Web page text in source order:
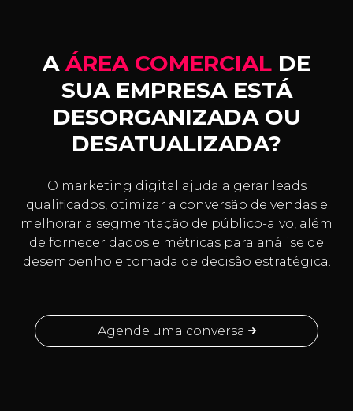
A ÁREA COMERCIAL DE
SUA EMPRESA ESTÁ
DESORGANIZADA OU
DESATUALIZADA?
O marketing digital ajuda a gerar leads
qualificados, otimizar a conversão de vendas e
melhorar a segmentação de público-alvo, além
de fornecer dados e métricas para análise de
desempenho e tomada de decisão estratégica.
Agende uma conversa